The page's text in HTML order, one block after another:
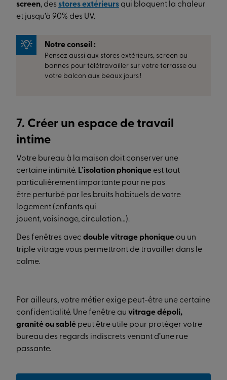
screen, des stores extérieurs qui bloquent la chaleur
et jusqu’à 90% des UV.
Notre conseil :
Pensez aussi aux stores extérieurs, screen ou
bannes pour télétravailler sur votre terrasse ou
votre balcon aux beaux jours !
7. Créer un espace de travail
intime
Votre bureau à la maison doit conserver une
certaine intimité. L’isolation phonique est tout
particulièrement importante pour ne pas
être perturbé par les bruits habituels de votre
logement (enfants qui
jouent, voisinage, circulation…).
Des fenêtres avec double vitrage phonique ou un
triple vitrage vous permettront de travailler dans le
calme.
Par ailleurs, votre métier exige peut-être une certaine
confidentialité. Une fenêtre au vitrage dépoli,
granité ou sablé peut être utile pour protéger votre
bureau des regards indiscrets venant d’une rue
passante.